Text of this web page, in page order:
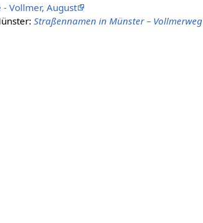
Vollmer, August
Straßennamen in Münster – Vollmerweg